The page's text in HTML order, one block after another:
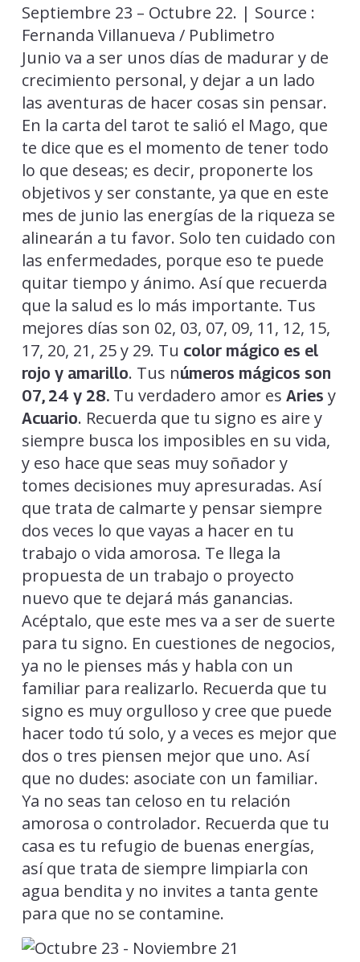
Septiembre 23 – Octubre 22. | Source :
Fernanda Villanueva / Publimetro
Junio va a ser unos días de madurar y de
crecimiento personal, y dejar a un lado
las aventuras de hacer cosas sin pensar.
En la carta del tarot te salió el Mago, que
te dice que es el momento de tener todo
lo que deseas; es decir, proponerte los
objetivos y ser constante, ya que en este
mes de junio las energías de la riqueza se
alinearán a tu favor. Solo ten cuidado con
las enfermedades, porque eso te puede
quitar tiempo y ánimo. Así que recuerda
que la salud es lo más importante. Tus
mejores días son 02, 03, 07, 09, 11, 12, 15,
17, 20, 21, 25 y 29. Tu color mágico es el
rojo y amarillo. Tus números mágicos son
07, 24 y 28.Tu verdadero amor es Aries y
Acuario. Recuerda que tu signo es aire y
siempre busca los imposibles en su vida,
y eso hace que seas muy soñador y
tomes decisiones muy apresuradas. Así
que trata de calmarte y pensar siempre
dos veces lo que vayas a hacer en tu
trabajo o vida amorosa. Te llega la
propuesta de un trabajo o proyecto
nuevo que te dejará más ganancias.
Acéptalo, que este mes va a ser de suerte
para tu signo. En cuestiones de negocios,
ya no le pienses más y habla con un
familiar para realizarlo. Recuerda que tu
signo es muy orgulloso y cree que puede
hacer todo tú solo, y a veces es mejor que
dos o tres piensen mejor que uno. Así
que no dudes: asociate con un familiar.
Ya no seas tan celoso en tu relación
amorosa o controlador. Recuerda que tu
casa es tu refugio de buenas energías,
así que trata de siempre limpiarla con
agua bendita y no invites a tanta gente
para que no se contamine.